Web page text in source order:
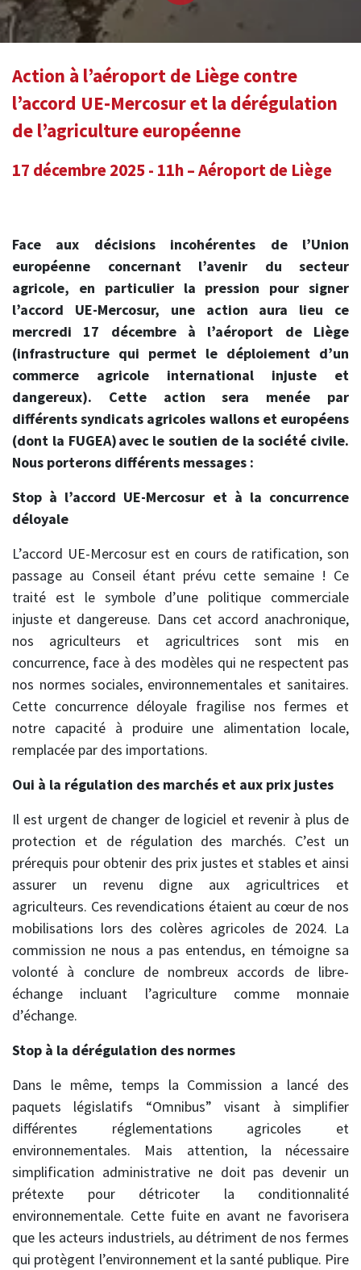
Action à l’aéroport de Liège contre
l’accord UE-Mercosur et la dérégulation
de l’agriculture européenne
17 décembre 2025 - 11h – Aéroport de Liège
Face aux décisions incohérentes de l’Union
européenne concernant l’avenir du secteur
agricole, en particulier la pression pour signer
l’accord UE-Mercosur, une action aura lieu ce
mercredi 17 décembre à l’aéroport de Liège
(infrastructure qui permet le déploiement d’un
commerce agricole international injuste et
dangereux). Cette action sera menée par
différents syndicats agricoles wallons et européens
(dont la FUGEA) avec le soutien de la société civile.
Nous porterons différents messages :
Stop à l’accord UE-Mercosur et à la concurrence
déloyale
L’accord UE-Mercosur est en cours de ratification, son
passage au Conseil étant prévu cette semaine ! Ce
traité est le symbole d’une politique commerciale
injuste et dangereuse. Dans cet accord anachronique,
nos agriculteurs et agricultrices sont mis en
concurrence, face à des modèles qui ne respectent pas
nos normes sociales, environnementales et sanitaires.
Cette concurrence déloyale fragilise nos fermes et
notre capacité à produire une alimentation locale,
remplacée par des importations.
Oui à la régulation des marchés et aux prix justes
Il est urgent de changer de logiciel et revenir à plus de
protection et de régulation des marchés. C’est un
prérequis pour obtenir des prix justes et stables et ainsi
assurer un revenu digne aux agricultrices et
agriculteurs. Ces revendications étaient au cœur de nos
mobilisations lors des colères agricoles de 2024. La
commission ne nous a pas entendus, en témoigne sa
volonté à conclure de nombreux accords de libre-
échange incluant l’agriculture comme monnaie
d’échange.
Stop à la dérégulation des normes
Dans le même, temps la Commission a lancé des
paquets législatifs “Omnibus” visant à simplifier
différentes réglementations agricoles et
environnementales. Mais attention, la nécessaire
simplification administrative ne doit pas devenir un
prétexte pour détricoter la conditionnalité
environnementale. Cette fuite en avant ne favorisera
que les acteurs industriels, au détriment de nos fermes
qui protègent l’environnement et la santé publique. Pire